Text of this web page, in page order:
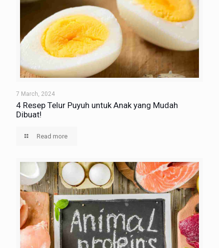
7 March, 2024
4 Resep Telur Puyuh untuk Anak yang Mudah
Dibuat!
Read more